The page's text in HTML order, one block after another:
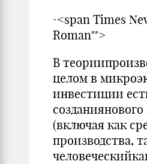
·<span Times
Roman"">
В
целом в
инвестиции
(включая как
производства,